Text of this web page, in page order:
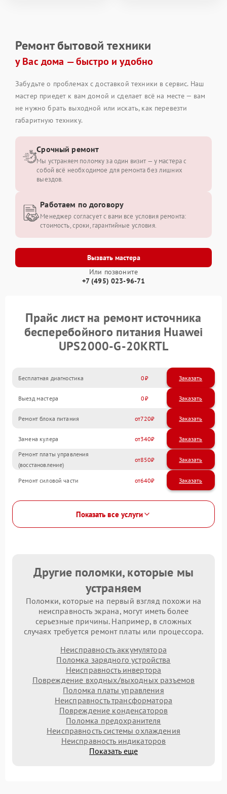
Ремонт бытовой техники
у Вас дома — быстро и удобно
Забудьте о проблемах с доставкой техники в сервис. Наш
мастер приедет к вам домой и сделает всё на месте — вам
не нужно брать выходной или искать, как перевезти
габаритную технику.
Вызвать мастера
Или позвоните
+7 (495) 023-96-71
Срочный ремонт
Мы устраняем поломку за один визит — у мастера с
собой всё необходимое для ремонта без лишних
выездов.
Работаем по договору
Менеджер согласует с вами все условия ремонта:
стоимость, сроки, гарантийные условия.
Прайс лист на ремонт источника
бесперебойного питания Huawei
UPS2000-G-20KRTL
Бесплатная диагностика 0 Заказать
Выезд мастера 0 Заказать
Ремонт блока питания 720
Замена кулера 340
Ремонт платы управления
(восстановление)
850
Ремонт силовой части 640
Показать все услуги
Другие поломки, которые мы
устраняем
Поломки, которые на первый взгляд похожи на
неисправность экрана, могут иметь более
серьезные причины. Например, в сложных
случаях требуется ремонт платы или процессора.
Неисправность аккумулятора
Поломка зарядного устройства
Неисправность инвертора
Повреждение входных/выходных разъемов
Поломка платы управления
Неисправность трансформатора
Повреждение конденсаторов
Поломка предохранителя
Неисправность системы охлаждения
Неисправность индикаторов
Показать еще